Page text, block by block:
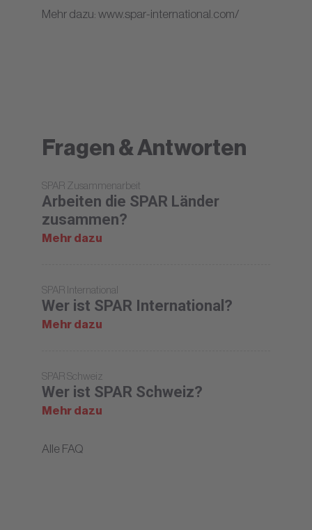
Mehr dazu: www.spar-international.com/
Fragen & Antworten
SPAR Zusammenarbeit
Arbeiten die SPAR Länder
zusammen?
Mehr dazu
SPAR International
Wer ist SPAR International?
Mehr dazu
SPAR Schweiz
Wer ist SPAR Schweiz?
Mehr dazu
Alle FAQ